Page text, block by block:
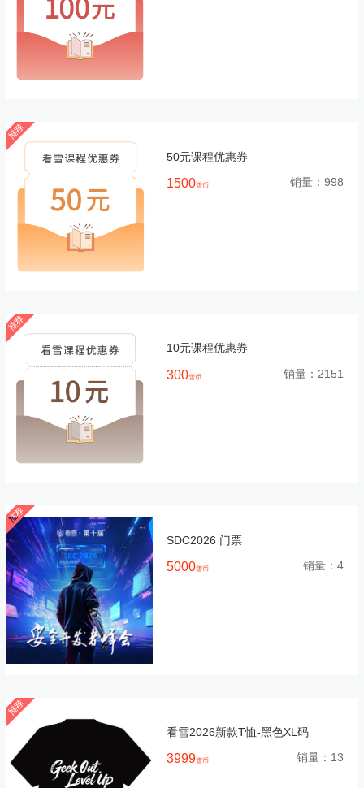
50元课程优惠券
1500雪币 销量： 998
10元课程优惠券
300雪币 销量： 2151
SDC2026 门票
5000雪币 销量： 4
看雪2026新款T恤-黑色XL码
3999雪币 销量： 13